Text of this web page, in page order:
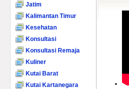
Jatim
Kalimantan Timur
Kesehatan
Konsultasi
Konsultasi Remaja
Kuliner
Kutai Barat
Kutai Kartanegara